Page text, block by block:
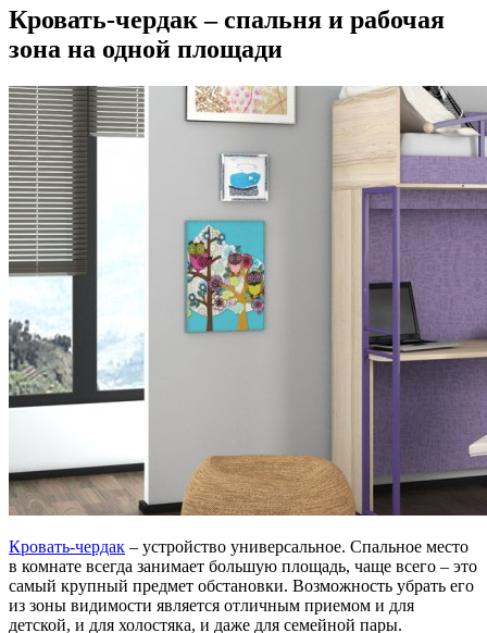
Кровать-чердак – спальня и рабочая
зона на одной площади
Кровать-чердак – устройство универсальное. Спальное место
в комнате всегда занимает большую площадь, чаще всего – это
самый крупный предмет обстановки. Возможность убрать его
из зоны видимости является отличным приемом и для
детской, и для холостяка, и даже для семейной пары.